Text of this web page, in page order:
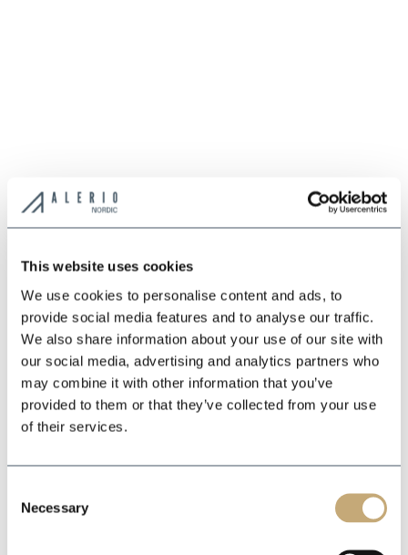
This website uses cookies
We use cookies to personalise content and ads, to
provide social media features and to analyse our traffic.
We also share information about your use of our site with
our social media, advertising and analytics partners who
may combine it with other information that you’ve
provided to them or that they’ve collected from your use
of their services.
Selection
Necessary
*